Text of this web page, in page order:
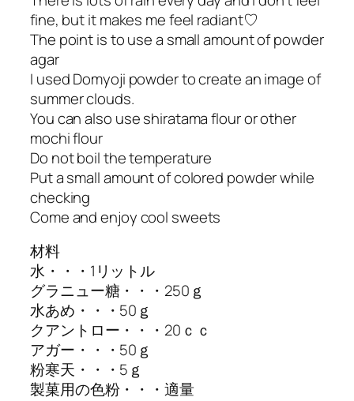
fine, but it makes me feel radiant♡
The point is to use a small amount of powder
agar
I used Domyoji powder to create an image of
summer clouds.
You can also use shiratama flour or other
mochi flour
Do not boil the temperature
Put a small amount of colored powder while
checking
Come and enjoy cool sweets
材料
水・・・1リットル
グラニュー糖・・・250ｇ
水あめ・・・50ｇ
クアントロー・・・20ｃｃ
アガー・・・50ｇ
粉寒天・・・5ｇ
製菓用の色粉・・・適量